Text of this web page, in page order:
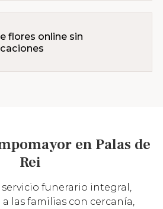
flores online sin
en Palas de
Rei
funerario integral,
las familias con cercanía,